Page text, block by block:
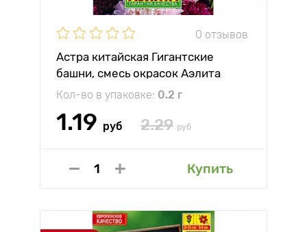
0 отзывов
Астра китайская Гигантские
башни, смесь окрасок Аэлита
Кол-во в упаковке: 0.2 г
1.19 руб 2.29 руб
Купить